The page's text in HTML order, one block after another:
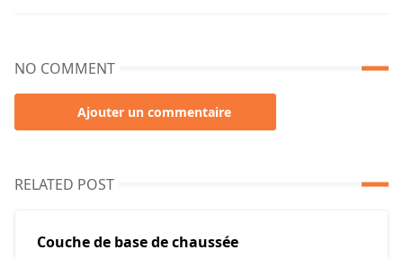
NO COMMENT
Ajouter un commentaire
RELATED POST
Couche de base de chaussée